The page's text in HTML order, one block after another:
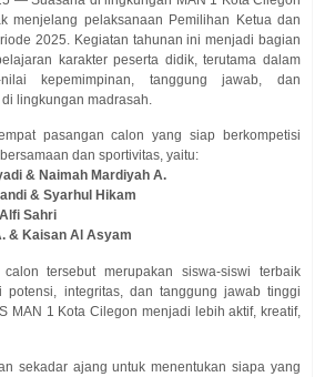
menjelang pelaksanaan Pemilihan Ketua dan
2025. Kegiatan tahunan ini menjadi bagian
karakter peserta didik, terutama dalam
nilai kepemimpinan, tanggung jawab, dan
lingkungan madrasah.
pasangan calon yang siap berkompetisi
dan sportivitas, yaitu:
& Naimah Mardiyah A.
& Syarhul Hikam
Sahri
& Kaisan Al Asyam
tersebut merupakan siswa-siswi terbaik
potensi, integritas, dan tanggung jawab tinggi
MAN 1 Kota Cilegon menjadi lebih aktif, kreatif,
sekadar ajang untuk menentukan siapa yang